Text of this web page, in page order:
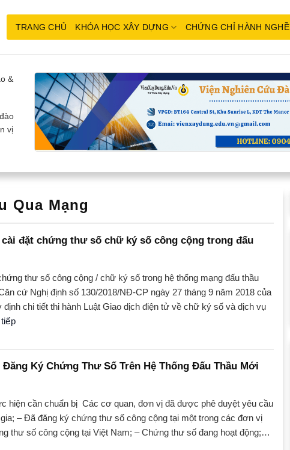
TRANG CHỦ KHÓA HỌC XÂY DỰNG CHỨNG CHỈ HÀNH NGHỀ
&
vị
Qua Mạng
đặt chứng thư số chữ ký số công cộng trong đấu
thư số công cộng / chữ ký số trong hệ thống mạng đấu thầu
cứ Nghị định số 130/2018/NĐ-CP ngày 27 tháng 9 năm 2018 của
định chi tiết thi hành Luật Giao dịch điện tử về chữ ký số và dịch vụ
Đăng Ký Chứng Thư Số Trên Hệ Thống Đấu Thầu Mới
hiện cần chuẩn bị Các cơ quan, đơn vị đã được phê duyệt yêu cầu
– Đã đăng ký chứng thư số công cộng tại một trong các đơn vị
thư số công cộng tại Việt Nam; – Chứng thư số đang hoạt động;…